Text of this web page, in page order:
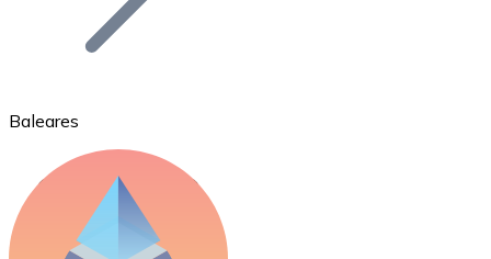
Ethereum
Baleares